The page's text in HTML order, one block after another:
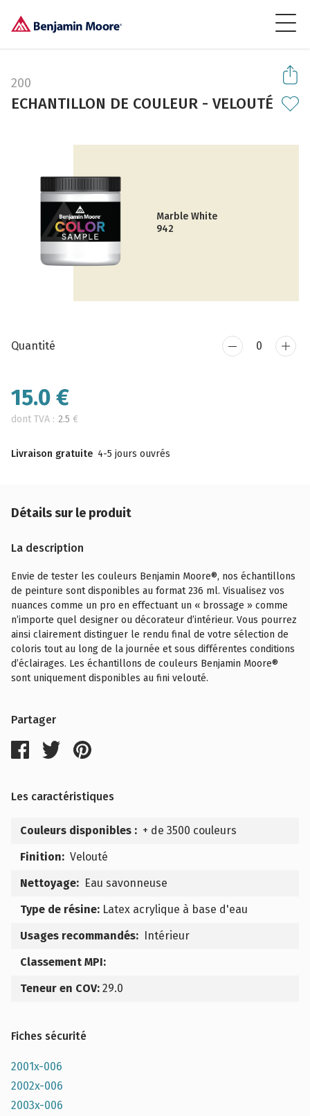
200
ECHANTILLON DE COULEUR - VELOUTÉ
Marble White
942
Quantité
15.0 €
dont TVA : 2.5 €
Livraison gratuite 4-5 jours ouvrés
Détails sur le produit
La description
Envie de tester les couleurs Benjamin Moore®, nos échantillons
de peinture sont disponibles au format 236 ml. Visualisez vos
nuances comme un pro en effectuant un « brossage » comme
n’importe quel designer ou décorateur d’intérieur. Vous pourrez
ainsi clairement distinguer le rendu final de votre sélection de
coloris tout au long de la journée et sous différentes conditions
d’éclairages. Les échantillons de couleurs Benjamin Moore®
sont uniquement disponibles au fini velouté.
Partager
Les caractéristiques
Couleurs disponibles : + de 3500 couleurs
Finition: Velouté
Nettoyage: Eau savonneuse
Type de résine: Latex acrylique à base d'eau
Usages recommandés: Intérieur
Classement MPI:
Teneur en COV: 29.0
Fiches sécurité
2001x-006
2002x-006
2003x-006